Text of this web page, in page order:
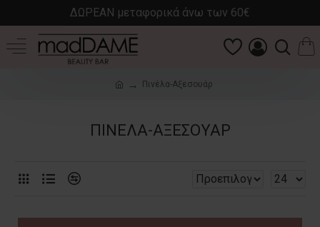
ΔΩΡΕΑΝ μεταφορικά άνω των 60€
Πινέλα-Αξεσουάρ
ΠΙΝΈΛΑ-ΑΞΕΣΟΥΆΡ